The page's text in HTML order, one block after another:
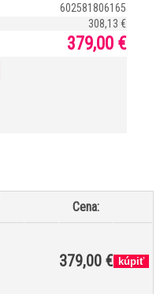
602581806165
308,13 €
379,00 €
Cena:
379,00 €